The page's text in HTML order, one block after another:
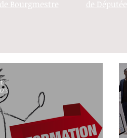
de Bourgmestre
de Députée